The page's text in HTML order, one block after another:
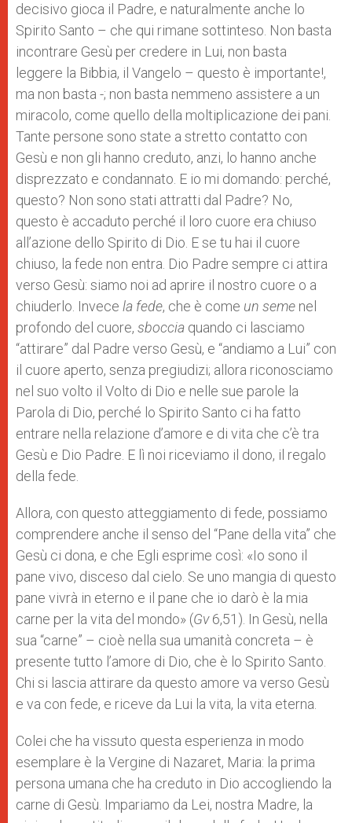
decisivo gioca il Padre, e naturalmente anche lo
Spirito Santo – che qui rimane sottinteso. Non basta
incontrare Gesù per credere in Lui, non basta
leggere la Bibbia, il Vangelo – questo è importante!,
ma non basta -; non basta nemmeno assistere a un
miracolo, come quello della moltiplicazione dei pani.
Tante persone sono state a stretto contatto con
Gesù e non gli hanno creduto, anzi, lo hanno anche
disprezzato e condannato. E io mi domando: perché,
questo? Non sono stati attratti dal Padre? No,
questo è accaduto perché il loro cuore era chiuso
all’azione dello Spirito di Dio. E se tu hai il cuore
chiuso, la fede non entra. Dio Padre sempre ci attira
verso Gesù: siamo noi ad aprire il nostro cuore o a
chiuderlo. Invece la fede, che è come un seme nel
profondo del cuore, sboccia quando ci lasciamo
“attirare” dal Padre verso Gesù, e “andiamo a Lui” con
il cuore aperto, senza pregiudizi; allora riconosciamo
nel suo volto il Volto di Dio e nelle sue parole la
Parola di Dio, perché lo Spirito Santo ci ha fatto
entrare nella relazione d’amore e di vita che c’è tra
Gesù e Dio Padre. E lì noi riceviamo il dono, il regalo
della fede.
Allora, con questo atteggiamento di fede, possiamo
comprendere anche il senso del “Pane della vita” che
Gesù ci dona, e che Egli esprime così: «Io sono il
pane vivo, disceso dal cielo. Se uno mangia di questo
pane vivrà in eterno e il pane che io darò è la mia
carne per la vita del mondo» (Gv6,51). In Gesù, nella
sua “carne” – cioè nella sua umanità concreta – è
presente tutto l’amore di Dio, che è lo Spirito Santo.
Chi si lascia attirare da questo amore va verso Gesù
e va con fede, e riceve da Lui la vita, la vita eterna.
Colei che ha vissuto questa esperienza in modo
esemplare è la Vergine di Nazaret, Maria: la prima
persona umana che ha creduto in Dio accogliendo la
carne di Gesù. Impariamo da Lei, nostra Madre, la